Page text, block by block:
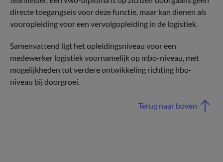
directe toegangseis voor deze functie, maar kan dienen als
vooropleiding voor een vervolgopleiding in de logistiek.
Samenvattend ligt het opleidingsniveau voor een
medewerker logistiek voornamelijk op mbo-niveau, met
mogelijkheden tot verdere ontwikkeling richting hbo-
niveau bij doorgroei.
Terug naar boven